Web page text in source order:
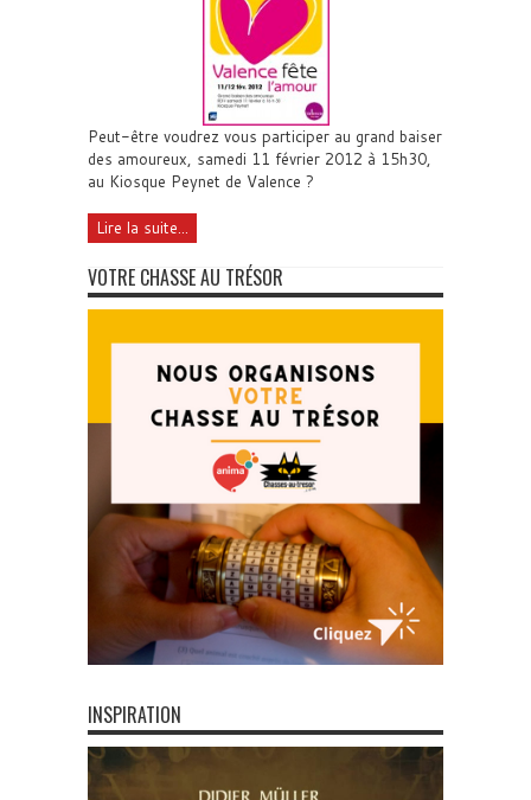
Peut-être voudrez vous participer au grand baiser
des amoureux, samedi 11 février 2012 à 15h30,
au Kiosque Peynet de Valence ?
Lire la suite...
VOTRE CHASSE AU TRÉSOR
INSPIRATION